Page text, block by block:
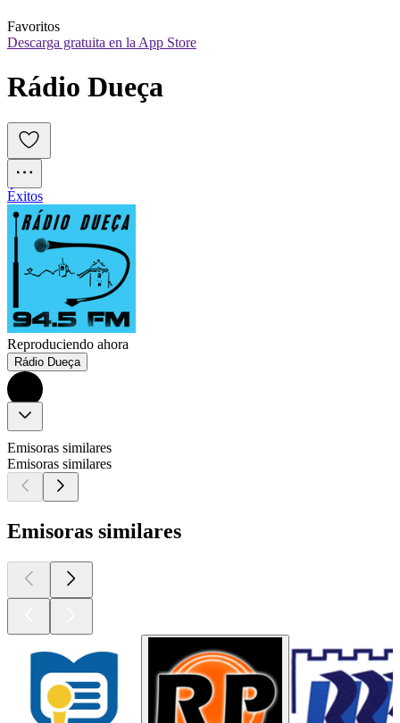
Favoritos
Descarga gratuita en la App Store
Rádio Dueça
Éxitos
Reproduciendo ahora
Rádio Dueça
Emisoras similares
Emisoras similares
Emisoras similares